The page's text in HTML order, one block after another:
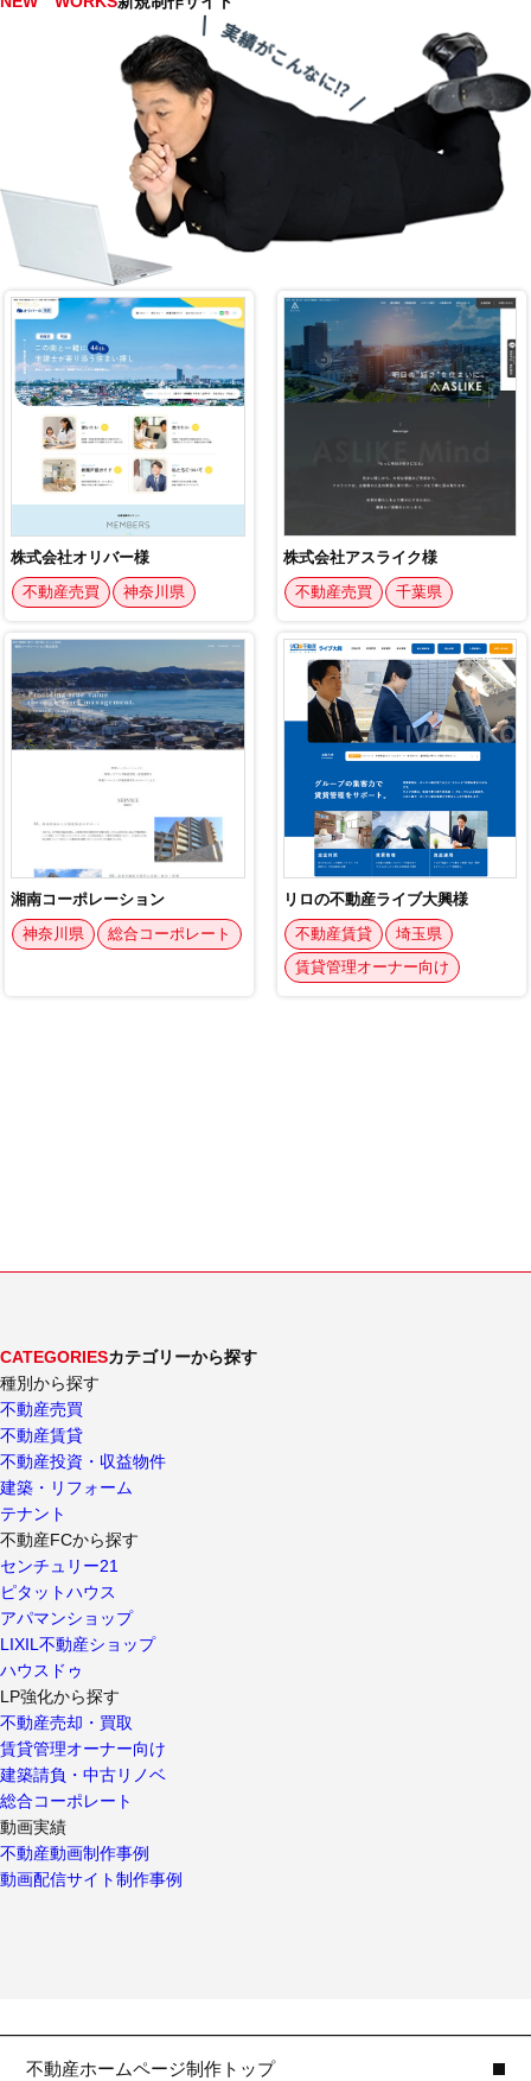
CATEGORIESカテゴリーから探す
種別から探す
不動産売買
不動産賃貸
不動産投資・収益物件
建築・リフォーム
テナント
不動産FCから探す
センチュリー21
ピタットハウス
アパマンショップ
LIXIL不動産ショップ
ハウスドゥ
LP強化から探す
不動産売却・買取
賃貸管理オーナー向け
建築請負・中古リノベ
総合コーポレート
動画実績
不動産動画制作事例
動画配信サイト制作事例
不動産ホームページ制作トップ